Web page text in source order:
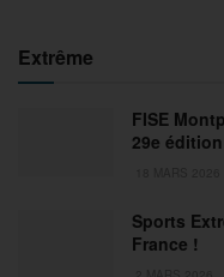
Extrême
FISE
29e édition
Sports
France !